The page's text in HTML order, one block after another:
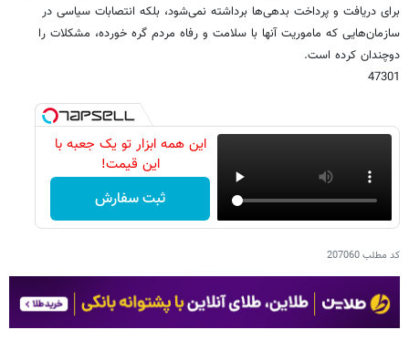
برای دریافت و پرداخت بدهی‌ها برداشته نمی‌شود، بلکه انتصابات سیاسی در
سازمان‌هایی که ماموریت آنها با سلامت و رفاه مردم گره خورده، مشکلات را
دوچندان کرده است.
47301
این همه ابزار تو یک جعبه با
این قیمت!
ثبت سفارش
کد مطلب207060